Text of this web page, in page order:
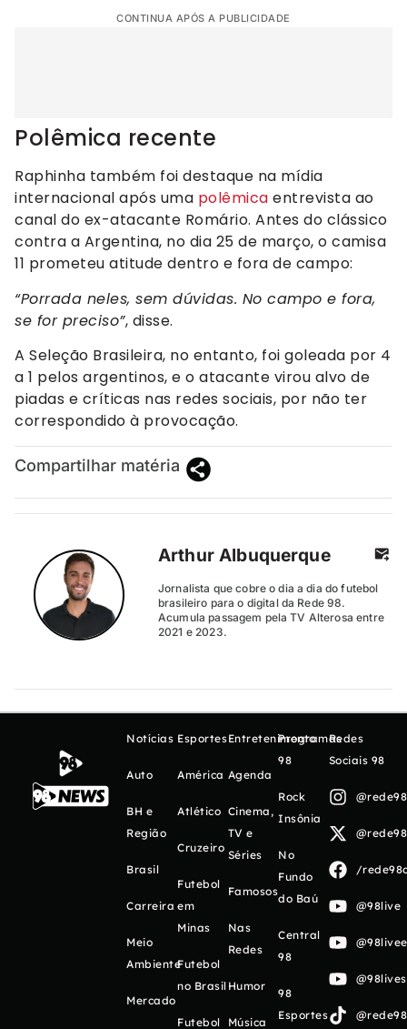
CONTINUA APÓS A PUBLICIDADE
Polêmica recente
Raphinha também foi destaque na mídia
internacional após uma polêmica entrevista ao
canal do ex-atacante Romário. Antes do clássico
contra a Argentina, no dia 25 de março, o camisa
11 prometeu atitude dentro e fora de campo:
“Porrada neles, sem dúvidas. No campo e fora,
se for preciso”, disse.
A Seleção Brasileira, no entanto, foi goleada por 4
a 1 pelos argentinos, e o atacante virou alvo de
piadas e críticas nas redes sociais, por não ter
correspondido à provocação.
Compartilhar matéria
Arthur Albuquerque
Jornalista que cobre o dia a dia do futebol
brasileiro para o digital da Rede 98.
Acumula passagem pela TV Alterosa entre
2021 e 2023.
Notícias
Auto
BH e
Região
Brasil
Carreira
Meio
Ambiente
Mercado
Esportes
América
Atlético
Cruzeiro
Futebol
em
Minas
Futebol
no Brasil
Futebol
Entretenimento
Agenda
Cinema,
TV e
Séries
Famosos
Nas
Redes
Humor
Música
Programas
98
Rock
Insônia
No
Fundo
do Baú
Central
98
98
Esportes
Redes
Sociais 98
/
@98live